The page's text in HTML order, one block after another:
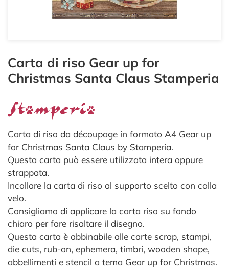
Carta di riso Gear up for
Christmas Santa Claus Stamperia
Carta di riso da découpage in formato A4 Gear up
for Christmas Santa Claus by Stamperia.
Questa carta può essere utilizzata intera oppure
strappata.
Incollare la carta di riso al supporto scelto con colla
velo.
Consigliamo di applicare la carta riso su fondo
chiaro per fare risaltare il disegno.
Questa carta è abbinabile alle carte scrap, stampi,
die cuts, rub-on, ephemera, timbri, wooden shape,
abbellimenti e stencil a tema Gear up for Christmas.